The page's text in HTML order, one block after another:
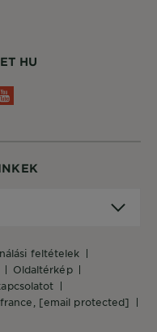
feltételek
oldaltérkép
[email protected]
HU